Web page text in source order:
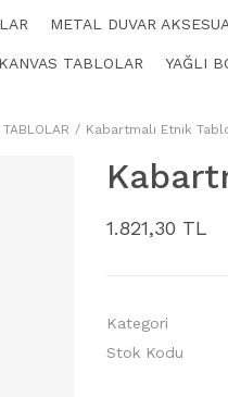
METAL DUVAR
KANVAS TABLOLAR YAĞLI
Kabartmalı Etnik
1.821,30 TL
Kategori
Stok Kodu